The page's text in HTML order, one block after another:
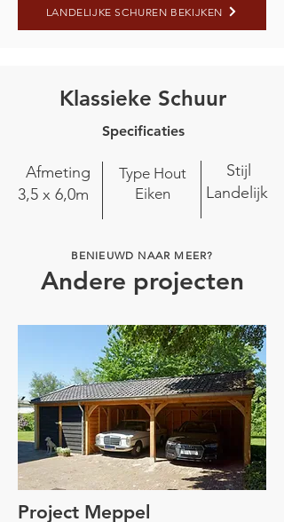
LANDELIJKE SCHUREN BEKIJKEN
Klassieke Schuur
Afmeting
3,5 x 6,0m
Specificaties
Type Hout
Eiken
Stijl
Landelijk
BENIEUWD NAAR MEER?
Andere projecten
Project Meppel